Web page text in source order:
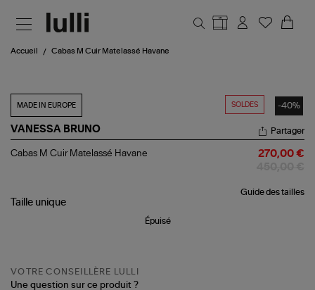
Accueil Cabas M Cuir Matelassé Havane
SOLDES -40%
MADE IN EUROPE
VANESSA BRUNO
Cabas
Havane
Partager
Cabas M Cuir Matelassé Havane 270,00 €
Guide des tailles
Taille unique
Épuisé
VOTRE CONSEILLÈRE LULLI
Une question sur ce produit ?